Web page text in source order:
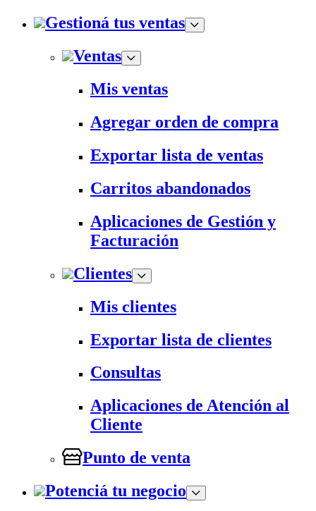
Gestioná tus ventas
Ventas
Mis ventas
Agregar orden de compra
Exportar lista de ventas
Carritos abandonados
Aplicaciones de Gestión y
Facturación
Clientes
Mis clientes
Exportar lista de clientes
Consultas
Aplicaciones de Atención al
Cliente
Punto de venta
Potenciá tu negocio